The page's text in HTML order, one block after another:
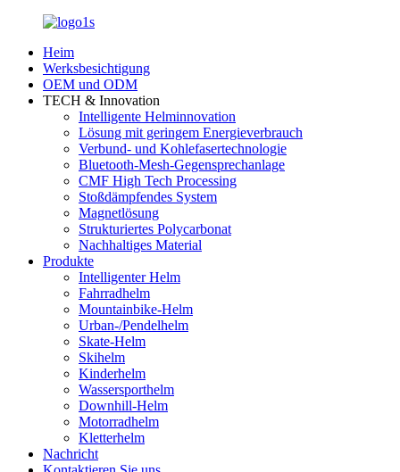
Heim
Werksbesichtigung
OEM und ODM
TECH & Innovation
Intelligente Helminnovation
Lösung mit geringem Energieverbrauch
Verbund- und Kohlefasertechnologie
Bluetooth-Mesh-Gegensprechanlage
CMF High Tech Processing
Stoßdämpfendes System
Magnetlösung
Strukturiertes Polycarbonat
Nachhaltiges Material
Produkte
Intelligenter Helm
Fahrradhelm
Mountainbike-Helm
Urban-/Pendelhelm
Skate-Helm
Skihelm
Kinderhelm
Wassersporthelm
Downhill-Helm
Motorradhelm
Kletterhelm
Nachricht